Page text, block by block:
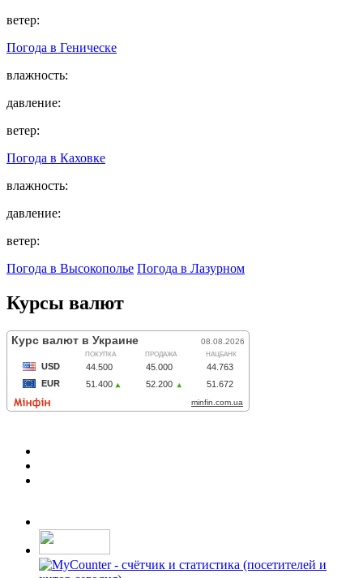
ветер:
Погода в Геническе
влажность:
давление:
ветер:
Погода в Каховке
влажность:
давление:
ветер:
Погода в Высокополье Погода в Лазурном
Курсы валют